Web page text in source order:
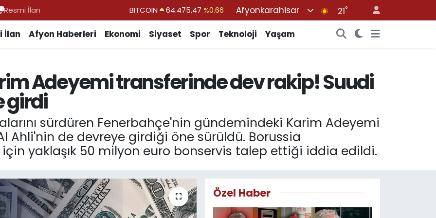
Resmi İlan DOLAR 47,5971 %0.05
EURO
BİST100 13.703 %0
Afyonkarahisar 21°
İlan Afyon Haberleri Ekonomi Siyaset Spor Teknoloji Yaşam
Adeyemi transferinde dev rakip! Suudi
girdi
sürdüren Fenerbahçe'nin gündemindeki Karim Adeyemi
Ahli'nin de devreye girdiği öne sürüldü. Borussia
için yaklaşık 50 milyon euro bonservis talep ettiği iddia edildi.
Özel Haber